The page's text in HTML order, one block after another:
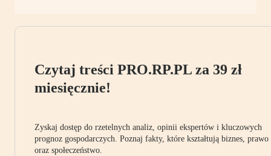
Czytaj treści PRO.RP.PL za 39 zł
miesięcznie!
Zyskaj dostęp do rzetelnych analiz, opinii ekspertów i kluczowych
prognoz gospodarczych. Poznaj fakty, które kształtują biznes, prawo
oraz społeczeństwo.